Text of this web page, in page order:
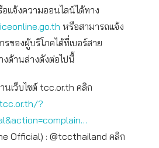
แจ้งความออนไลน์ได้ทาง
หรือสามารถแจ้ง
ของผู้บริโภคได้ที่เบอร์สาย
ด้านล่างดังต่อไปนี้
นเว็บไซต์ tcc.or.th คลิก
?
Official) : @tccthailand คลิก